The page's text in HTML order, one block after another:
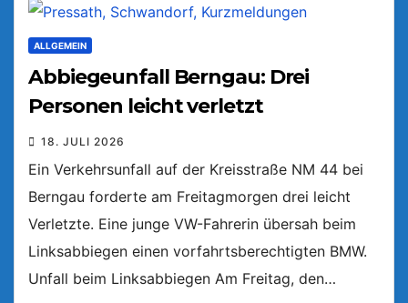
ALLGEMEIN
Abbiegeunfall Berngau: Drei
Personen leicht verletzt
18. JULI 2026
Ein Verkehrsunfall auf der Kreisstraße NM 44 bei
Berngau forderte am Freitagmorgen drei leicht
Verletzte. Eine junge VW-Fahrerin übersah beim
Linksabbiegen einen vorfahrtsberechtigten BMW.
Unfall beim Linksabbiegen Am Freitag, den…